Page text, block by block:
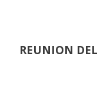
REUNION